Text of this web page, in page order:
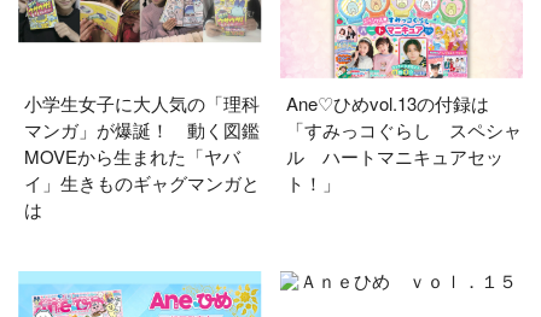
小学生女子に大人気の「理科
マンガ」が爆誕！ 動く図鑑
MOVEから生まれた「ヤバ
イ」生きものギャグマンガと
は
Ane♡ひめvol.13の付録は
「すみっコぐらし スペシャ
ル ハートマニキュアセッ
ト！」